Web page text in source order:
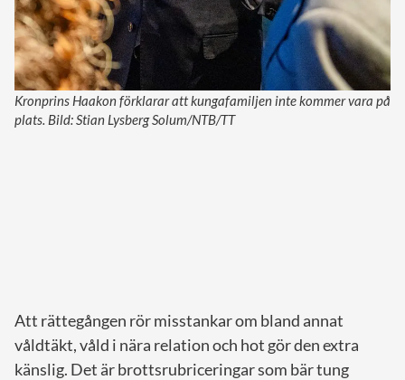
Kronprins Haakon förklarar att kungafamiljen inte kommer vara på
plats. Bild: Stian Lysberg Solum/NTB/TT
Att rättegången rör misstankar om bland annat
våldtäkt, våld i nära relation och hot gör den extra
känslig. Det är brottsrubriceringar som bär tung